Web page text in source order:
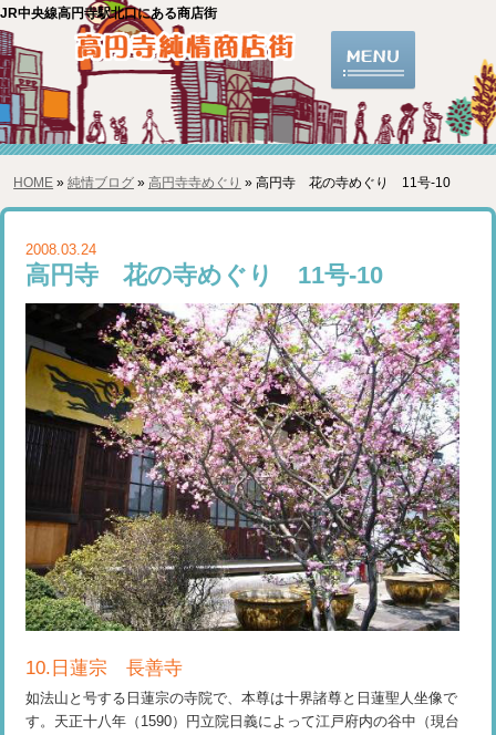
JR中央線高円寺駅北口にある商店街
HOME »純情ブログ» 高円寺寺めぐり » 高円寺 花の寺めぐり 11号-10
2008.03.24
高円寺 花の寺めぐり 11号-10
10.日蓮宗 長善寺
如法山と号する日蓮宗の寺院で、本尊は十界諸尊と日蓮聖人坐像で
す。天正十八年（1590）円立院日義によって江戸府内の谷中（現台